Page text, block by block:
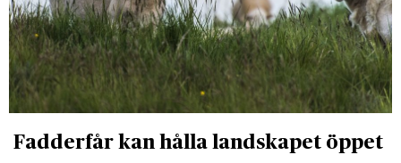
Fadderfår kan hålla landskapet öppet